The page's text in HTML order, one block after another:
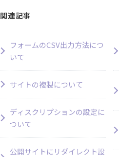
関連記事
フォームのCSV出力方法につ
いて
サイトの複製について
ディスクリプションの設定に
ついて
公開サイトにリダイレクト設